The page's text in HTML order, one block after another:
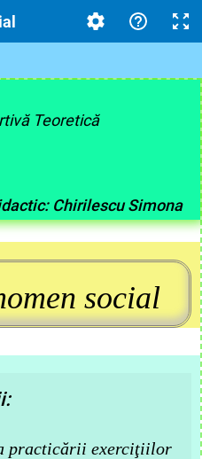
Teoretică
Chirilescu Simona
social
practicării exerciţiilor